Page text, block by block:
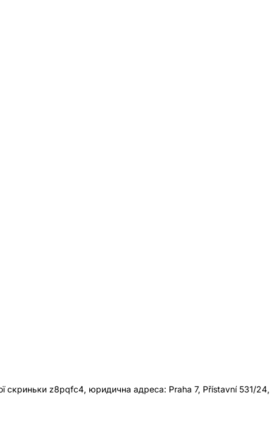
скриньки z8pqfc4, юридична адреса: Praha 7, Přístavní 531/24,